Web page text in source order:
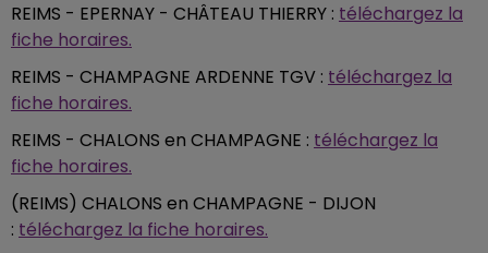
REIMS - EPERNAY - CHÂTEAU THIERRY : téléchargez la
fiche horaires.
REIMS - CHAMPAGNE ARDENNE TGV : téléchargez la
fiche horaires.
REIMS - CHALONS en CHAMPAGNE : téléchargez la
fiche horaires.
(REIMS) CHALONS en CHAMPAGNE - DIJON
: téléchargez la fiche horaires.